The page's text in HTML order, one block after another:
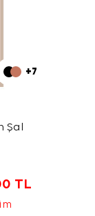
+7
Şal
TL